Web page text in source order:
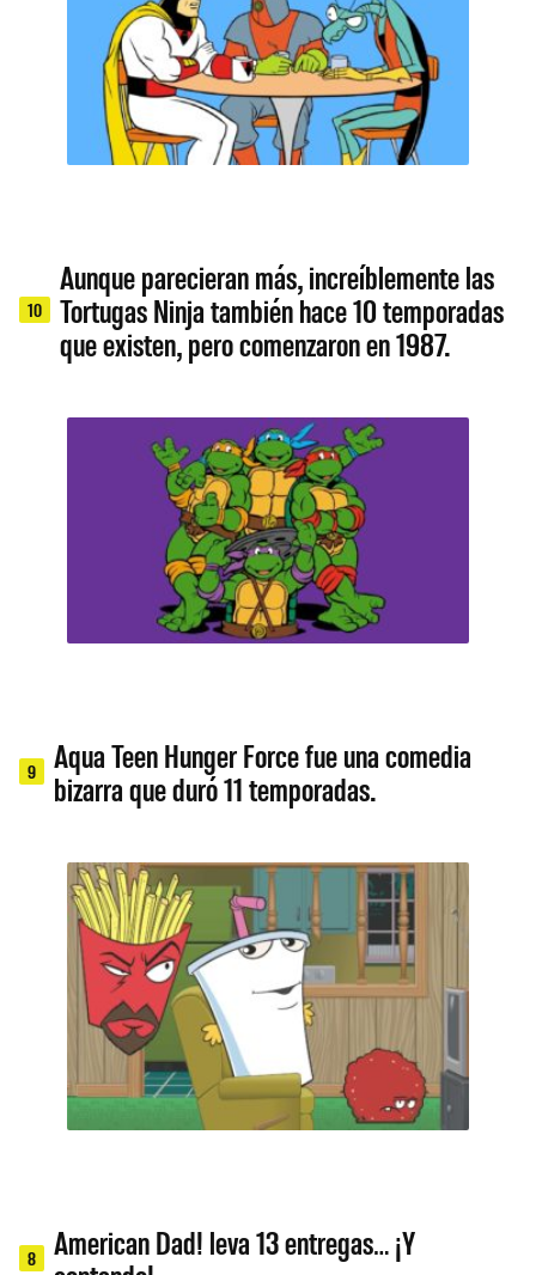
10
Aunque parecieran más, increíblemente las
Tortugas Ninja también hace 10 temporadas
que existen, pero comenzaron en 1987.
9
Aqua Teen Hunger Force fue una comedia
bizarra que duró 11 temporadas.
8
American Dad! leva 13 entregas… ¡Y